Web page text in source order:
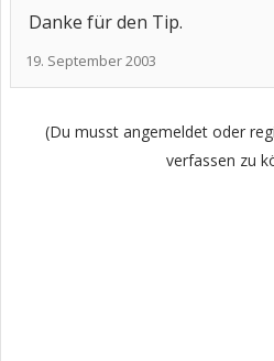
Danke für den Tip.
19. September 2003
(Du musst angemeldet oder
verfassen zu